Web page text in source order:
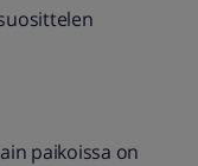
paikoissa on